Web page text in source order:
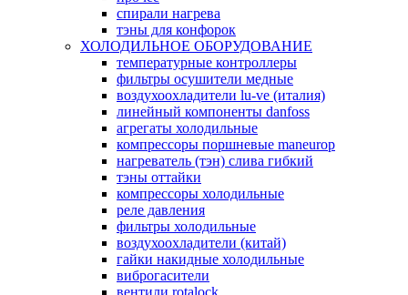
спирали нагрева
тэны для конфорок
ХОЛОДИЛЬНОЕ ОБОРУДОВАНИЕ
температурные контроллеры
фильтры осушители медные
воздухоохладители lu-ve (италия)
линейный компоненты danfoss
агрегаты холодильные
компрессоры поршневые maneurop
нагреватель (тэн) слива гибкий
тэны оттайки
компрессоры холодильные
реле давления
фильтры холодильные
воздухоохладители (китай)
гайки накидные холодильные
виброгасители
вентили rotalock